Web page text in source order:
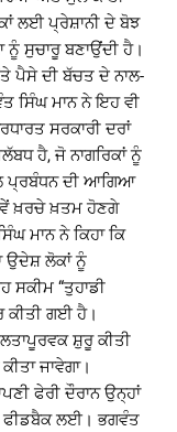
ਲਈ ਪ੍ਰੇਸ਼ਾਨੀ ਦੇ ਬੋਝ
ਸੁਚਾਰੂ ਬਣਾਉਂਦੀ ਹੈ।
ਪੈਸੇ ਦੀ ਬੱਚਤ ਦੇ ਨਾਲ-
ਸਿੰਘ ਮਾਨ ਨੇ ਇਹ ਵੀ
ਸਰਕਾਰੀ ਦਰਾਂ
ਹੈ, ਜੋ ਨਾਗਰਿਕਾਂ ਨੂੰ
ਪ੍ਰਬੰਧਨ ਦੀ ਆਗਿਆ
ਖ਼ਰਚੇ ਖ਼ਤਮ ਹੋਣਗੇ
ਮਾਨ ਨੇ ਕਿਹਾ ਕਿ
ਉਦੇਸ਼ ਲੋਕਾਂ ਨੂੰ
“ਤੁਹਾਡੀ
ਕੀਤੀ ਗਈ ਹੈ।
ਸ਼ੁਰੂ ਕੀਤੀ
ਜਾਵੇਗਾ।
ਫੇਰੀ ਦੌਰਾਨ ਉਨ੍ਹਾਂ
ਫੀਡਬੈਕ ਲਈ। ਭਗਵੰਤ